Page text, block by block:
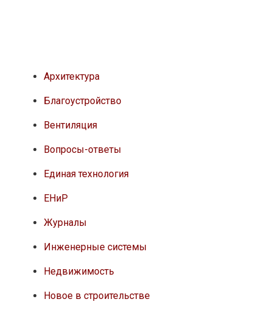
Архитектура
Благоустройство
Вентиляция
Вопросы-ответы
Единая технология
ЕНиР
Журналы
Инженерные системы
Недвижимость
Новое в строительстве